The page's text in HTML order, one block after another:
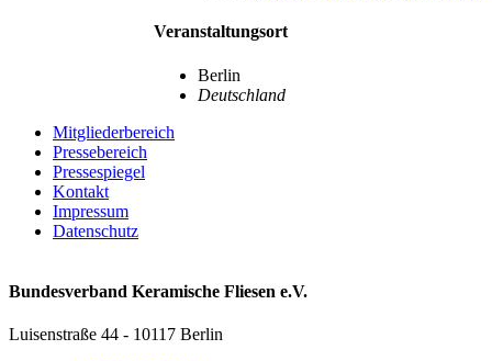
Veranstaltungsort
Berlin
Deutschland
Mitgliederbereich
Pressebereich
Pressespiegel
Kontakt
Impressum
Datenschutz
Bundesverband Keramische Fliesen e.V.
Luisenstraße 44 - 10117 Berlin